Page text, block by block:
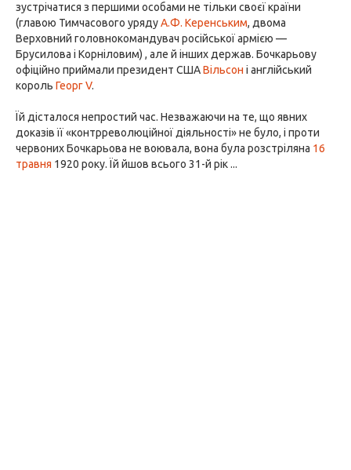
зустрічатися з першими особами не тільки своєї країни
(главою Тимчасового урядуА.Ф. Керенським, двома
Верховний головнокомандувач російської армією —
Брусилова і Корніловим) , але й інших держав. Бочкарьову
офіційно приймали президент СШАВільсон і англійський
король Георг V.
Їй дісталося непростий час. Незважаючи на те, що явних
доказів її «контрреволюційної діяльності» не було, і проти
червоних Бочкарьова не воювала, вона була розстріляна 16
травня 1920 року. Їй йшов всього 31-й рік ...